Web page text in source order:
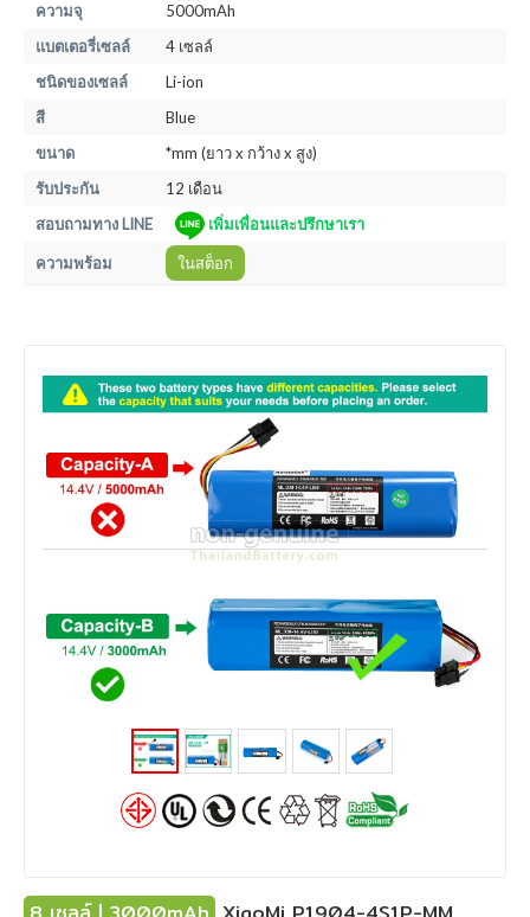
ความจุ
5000mAh
แบตเตอรี่เซลล์
4 เซลล์
ชนิดของเซลล์
Li-ion
สี
Blue
ขนาด
*mm (ยาว x กว้าง x สูง)
รับประกัน
12 เดือน
สอบถามทาง LINE
เพิ่มเพื่อนและปรึกษาเรา
ความพร้อม ในสต็อก